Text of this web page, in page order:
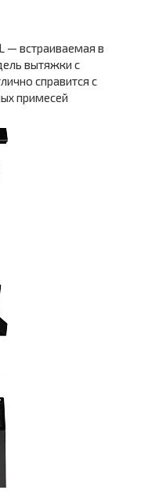
— встраиваемая в
вытяжки с
справится с
примесей